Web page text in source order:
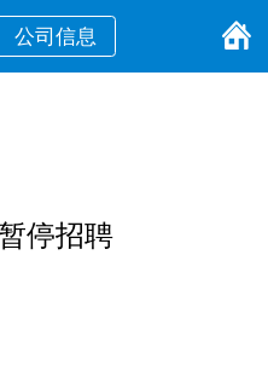
公司信息
停招聘